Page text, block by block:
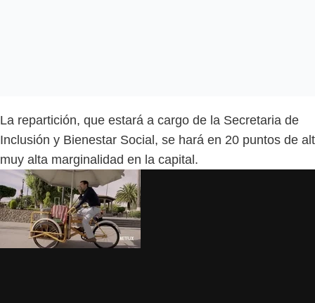
La repartición, que estará a cargo de la Secretaria de
Inclusión y Bienestar Social, se hará en 20 puntos de
muy alta marginalidad en la capital.